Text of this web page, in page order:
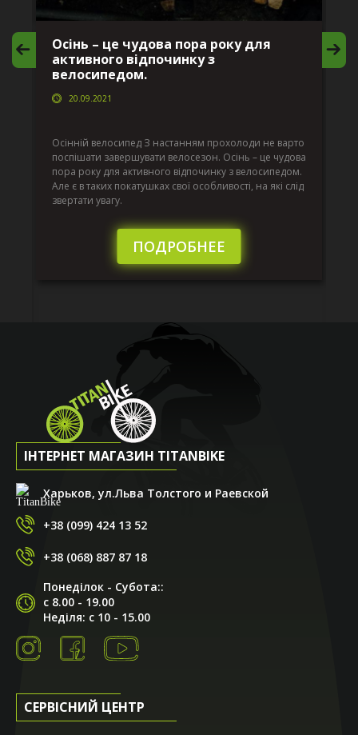
Осінь – це чудова пора року для
активного відпочинку з
велосипедом.
20.09.2021
Осінній велосипед З настанням прохолоди не варто
поспішати завершувати велосезон. Осінь – це чудова
пора року для активного відпочинку з велосипедом.
Але є в таких покатушках свої особливості, на які слід
звертати увагу.
ПОДРОБНЕЕ
ІНТЕРНЕТ МАГАЗИН TITANBIKE
Харьков, ул.Льва Толстого и Раевской
+38 (099) 424 13 52
+38 (068) 887 87 18
Понеділок - Субота::
с 8.00 - 19.00
Неділя: с 10 - 15.00
СЕРВІСНИЙ ЦЕНТР